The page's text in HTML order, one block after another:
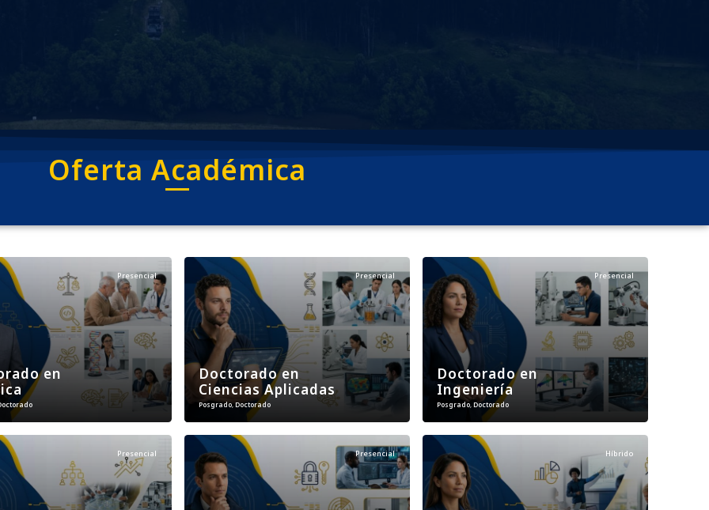
Oferta Académica
Presencial
en
Presencial
Doctorado en
Ciencias Aplicadas
Posgrado,Doctorado
Presencial
Doctorado en
Ingeniería
Posgrado ,Doctorado
Presencial Presencial Híbrido